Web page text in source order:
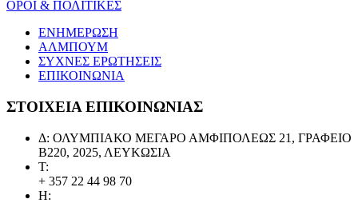
ΟΡΟΙ & ΠΟΛΙΤΙΚΕΣ
ΕΝΗΜΕΡΩΣΗ
ΑΛΜΠΟΥΜ
ΣΥΧΝΕΣ ΕΡΩΤΗΣΕΙΣ
ΕΠΙΚΟΙΝΩΝΙΑ
ΣΤΟΙΧΕΙΑ ΕΠΙΚΟΙΝΩΝΙΑΣ
Δ: ΟΛΥΜΠΙΑΚΟ ΜΕΓΑΡΟ ΑΜΦΙΠΟΛΕΩΣ 21, ΓΡΑΦΕΙΟ
Β220, 2025, ΛΕΥΚΩΣΙΑ
Τ:
+ 357 22 44 98 70
Η: